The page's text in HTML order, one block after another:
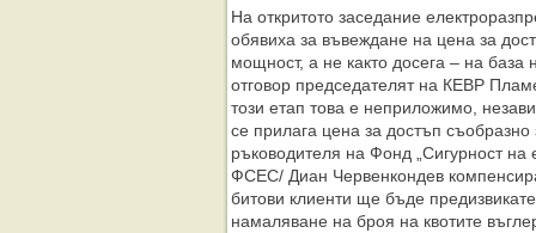
На откритото заседание
обявиха за въвеждане на цена за
мощност, а не както досега – на база
отговор председателят на КЕВР
този етап това е неприложимо,
се прилага цена за достъп
ръководителя на Фонд „Сигурност на
ФСЕС/ Диан Червенкондев
битови клиенти ще бъде
намаляване на броя на квотите